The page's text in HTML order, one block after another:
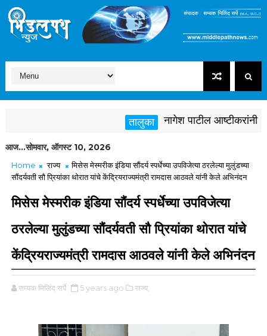
तालुका नागेश पाटील आष्टीकरांनी
आज...सोमवार, ऑगस्ट 10, 2026
Home राज्य
मिसेस मेस्मरीक इंडिया सौंदर्य स्पर्धेच्या उपविजेत्या ठरलेल्या मुलुंडच्या
सौंदर्यवती सौ प्रियांका थोरात यांचे केंद्रियराज्यमंत्री रामदास आठवले यांनी केले अभिनंदन
मिसेस मेस्मरीक इंडिया सौंदर्य स्पर्धेच्या उपविजेत्या
ठरलेल्या मुलुंडच्या सौंदर्यवती सौ प्रियांका थोरात यांचे
केंद्रियराज्यमंत्री रामदास आठवले यांनी केले अभिनंदन
सम्यक मिलिंद सर्पे 5 years ago राज्य,